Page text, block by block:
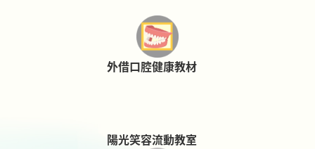
外借口腔健康教材
陽光笑容流動教室